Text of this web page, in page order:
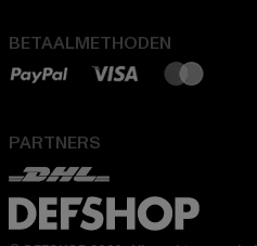
BETAALMETHODEN
PARTNERS